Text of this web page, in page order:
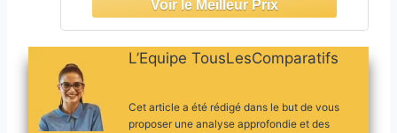
L’Equipe TousLesComparatifs
Cet article a été rédigé dans le but de vous
proposer une analyse approfondie et des